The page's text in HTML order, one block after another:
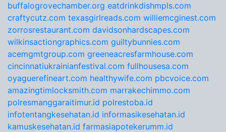
buffalogrovechamber.org eatdrinkdishmpls.com
craftycutz.com texasgirlreads.com williemcginest.com
zorrosrestaurant.com davidsonhardscapes.com
wilkinsactiongraphics.com guiltybunnies.com
acemgmtgroup.com greeneacresfarmhouse.com
cincinnatiukrainianfestival.com fullhousesa.com
oyaguerefineart.com healthywife.com pbcvoice.com
amazingtimlocksmith.com marrakechimmo.com
polresmanggaraitimur.id polrestoba.id
infotentangkesehatan.id informasikesehatan.id
kamuskesehatan.id farmasiapotekerumm.id